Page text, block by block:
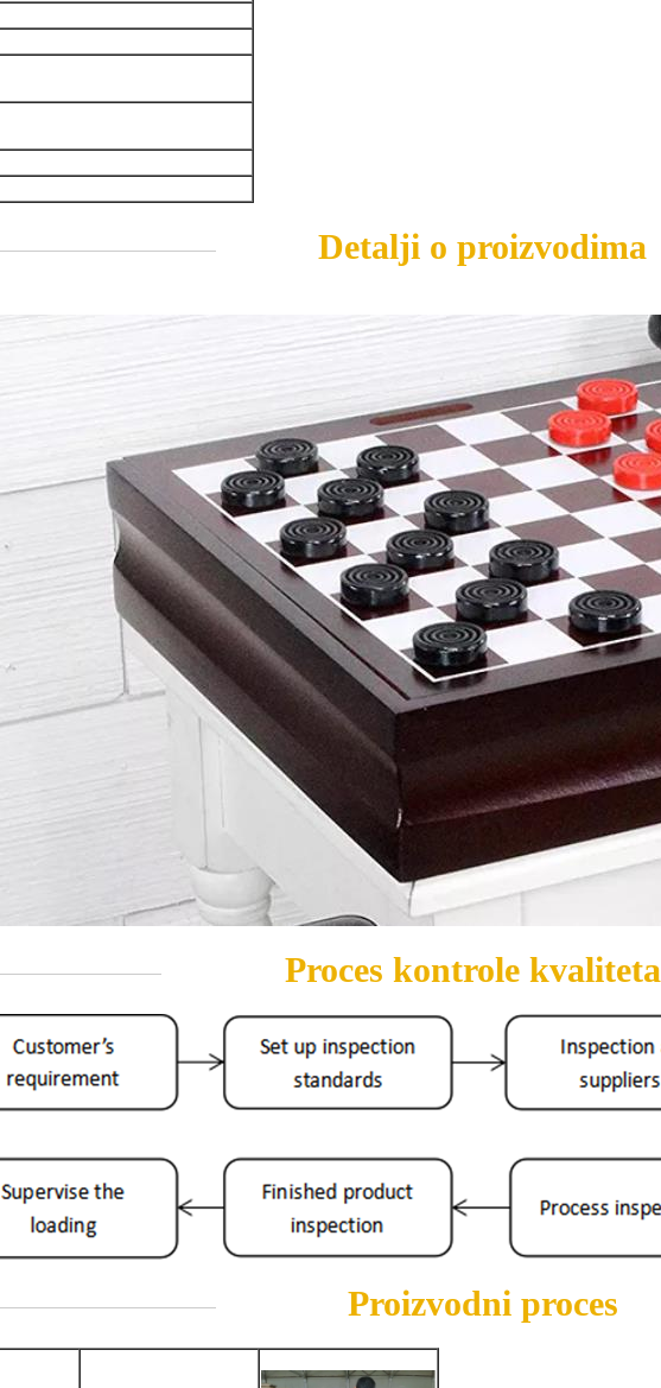
Detalji o proizvodima
Proces kontrole kvaliteta
Proizvodni proces